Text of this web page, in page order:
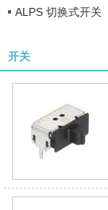
ALPS 切换式开关
开关